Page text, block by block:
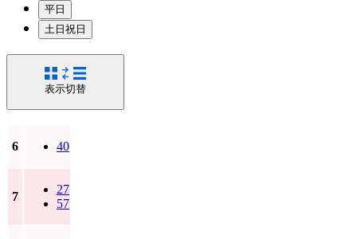
平日
土日祝日
表示切替
6 40
7
27
57